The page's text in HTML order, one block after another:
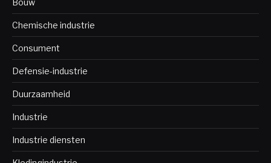
Bouw
Chemische industrie
Consument
Defensie-industrie
Duurzaamheid
Industrie
Industrie diensten